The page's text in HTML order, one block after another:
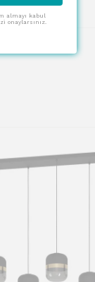
almayı kabul
onaylarsınız.